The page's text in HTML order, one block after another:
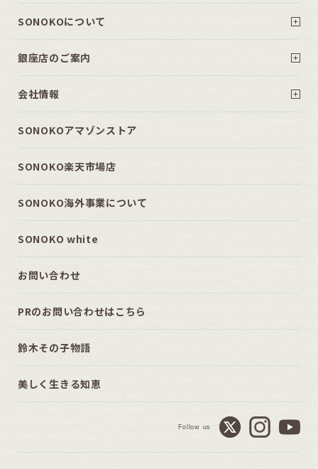
SONOKOについて
銀座店のご案内
会社情報
SONOKOアマゾンストア
SONOKO楽天市場店
SONOKO海外事業について
SONOKO white
お問い合わせ
PRのお問い合わせはこちら
鈴木その子物語
美しく生きる知恵
Follow us